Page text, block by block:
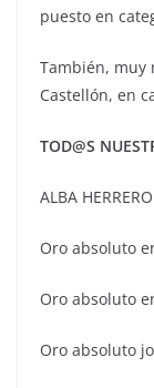
puesto en
También, muy
Castellón, en
TOD@S
ALBA
Oro absoluto
Oro absoluto
Oro absoluto